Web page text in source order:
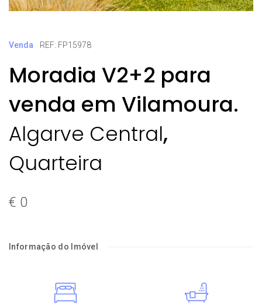
Venda REF: FP15978
Moradia V2+2 para
venda em Vilamoura.
Algarve Central,
Quarteira
€ 0
Informação do Imóvel